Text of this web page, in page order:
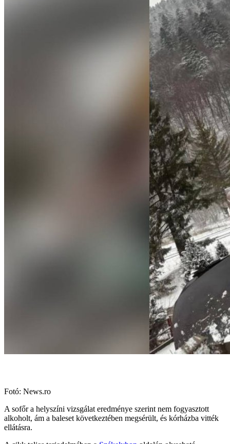
Fotó: News.ro
A sofőr a helyszíni vizsgálat eredménye szerint nem fogyasztott
alkoholt, ám a baleset következtében megsérült, és kórházba vitték
ellátásra.